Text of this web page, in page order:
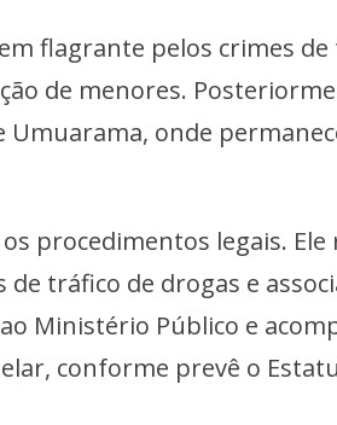
flagrante pelos crimes
de menores.
Umuarama, onde
procedimentos legais.
tráfico de drogas e
Ministério Público e
conforme prevê o